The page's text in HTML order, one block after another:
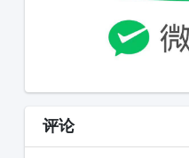
评论